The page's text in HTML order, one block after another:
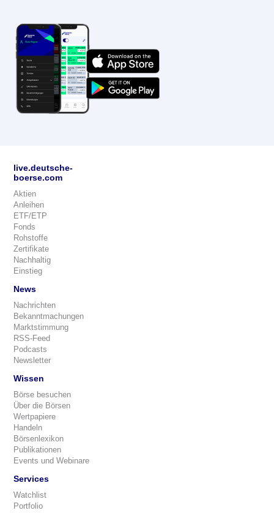
live.deutsche-
boerse.com
Aktien
Anleihen
ETF/ETP
Fonds
Rohstoffe
Zertifikate
Nachhaltig
Einstieg
News
Nachrichten
Bekanntmachungen
Marktstimmung
RSS-Feed
Podcasts
Newsletter
Wissen
Börse besuchen
Über die Börsen
Wertpapiere
Handeln
Börsenlexikon
Publikationen
Events und Webinare
Services
Watchlist
Portfolio